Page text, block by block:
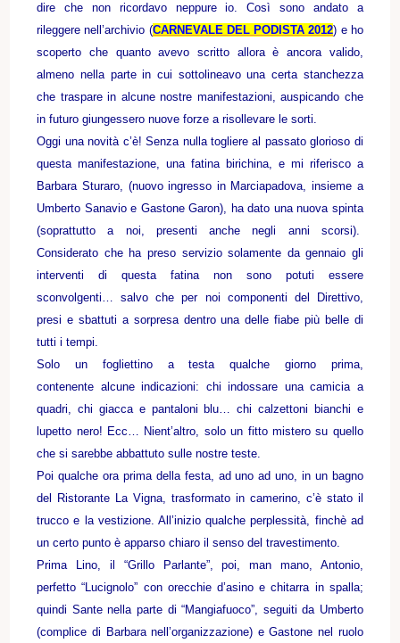
dire che non ricordavo neppure io. Così sono andato a
rileggere nell’archivio (CARNEVALE DEL PODISTA 2012) e ho
scoperto che quanto avevo scritto allora è ancora valido,
almeno nella parte in cui sottolineavo una certa stanchezza
che traspare in alcune nostre manifestazioni, auspicando che
in futuro giungessero nuove forze a risollevare le sorti.
Oggi una novità c’è! Senza nulla togliere al passato glorioso di
questa manifestazione, una fatina birichina, e mi riferisco a
Barbara Sturaro, (nuovo ingresso in Marciapadova, insieme a
Umberto Sanavio e Gastone Garon), ha dato una nuova spinta
(soprattutto a noi, presenti anche negli anni scorsi).
Considerato che ha preso servizio solamente da gennaio gli
interventi di questa fatina non sono potuti essere
sconvolgenti… salvo che per noi componenti del Direttivo,
presi e sbattuti a sorpresa dentro una delle fiabe più belle di
tutti i tempi.
Solo un fogliettino a testa qualche giorno prima,
contenente alcune indicazioni: chi indossare una camicia a
quadri, chi giacca e pantaloni blu… chi calzettoni bianchi e
lupetto nero! Ecc… Nient’altro, solo un fitto mistero su quello
che si sarebbe abbattuto sulle nostre teste.
Poi qualche ora prima della festa, ad uno ad uno, in un bagno
del Ristorante La Vigna, trasformato in camerino, c’è stato il
trucco e la vestizione. All’inizio qualche perplessità, finchè ad
un certo punto è apparso chiaro il senso del travestimento.
Prima Lino, il “Grillo Parlante”, poi, man mano, Antonio,
perfetto “Lucignolo” con orecchie d’asino e chitarra in spalla;
quindi Sante nella parte di “Mangiafuoco”, seguiti da Umberto
(complice di Barbara nell’organizzazione) e Gastone nel ruolo